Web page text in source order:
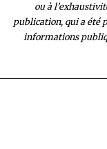
ou à
publication, qui a été
informations